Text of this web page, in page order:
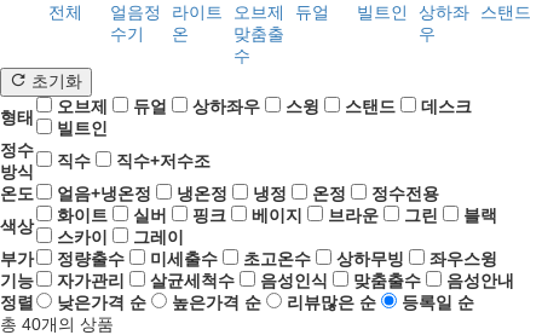
전체
얼음정
수기
라이트
온
오브제
맞춤출
수
듀얼 빌트인
상하좌
우
스탠드
초기화
형태
오브제 듀얼 상하좌우 스윙 스탠드
데스크
빌트인
정수
방식
직수
직수+저수조
온도
얼음+냉온정 냉온정 냉정 온정
정수전용
색상
화이트 실버 핑크 베이지 브라운 그린
블랙
스카이
그레이
부가
기능
정량출수 미세출수 초고온수 상하무빙
좌우스윙
자가관리
살균세척수 음성인식 맞춤출수
음성안내
정렬
낮은가격 순 높은가격 순 리뷰많은 순
등록일 순
총 40개의 상품